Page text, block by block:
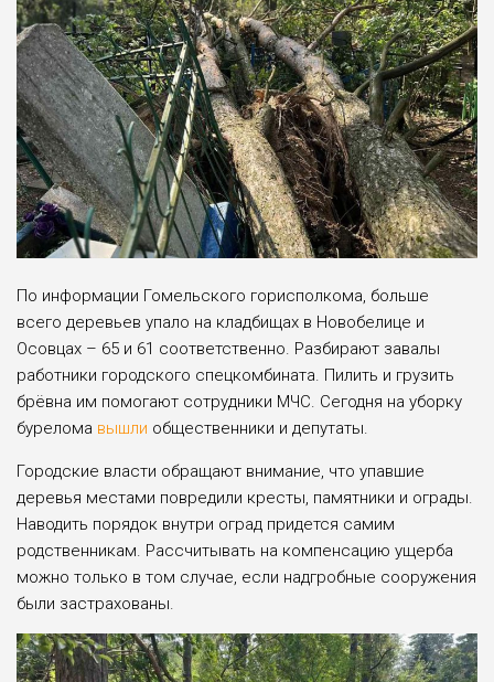
По информации Гомельского горисполкома, больше
всего деревьев упало на кладбищах в Новобелице и
Осовцах – 65 и 61 соответственно. Разбирают завалы
работники городского спецкомбината. Пилить и грузить
брёвна им помогают сотрудники МЧС. Сегодня на уборку
бурелома вышли общественники и депутаты.
Городские власти обращают внимание, что упавшие
деревья местами повредили кресты, памятники и ограды.
Наводить порядок внутри оград придется самим
родственникам. Рассчитывать на компенсацию ущерба
можно только в том случае, если надгробные сооружения
были застрахованы.